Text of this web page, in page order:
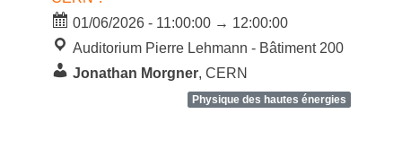
01/06/2026 - 11:00:00 → 12:00:00
Auditorium Pierre Lehmann - Bâtiment 200
Jonathan Morgner, CERN
Physique des hautes énergies